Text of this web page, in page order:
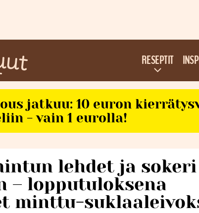
RESEPTIT
jatkuu: 10 euron
- vain 1 eurolla!
lehdet ja sokeri
– lopputuloksena
minttu-